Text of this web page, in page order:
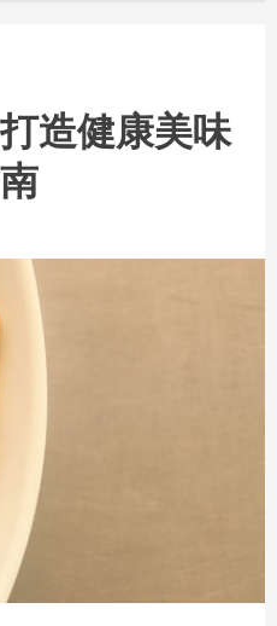
造健康美味